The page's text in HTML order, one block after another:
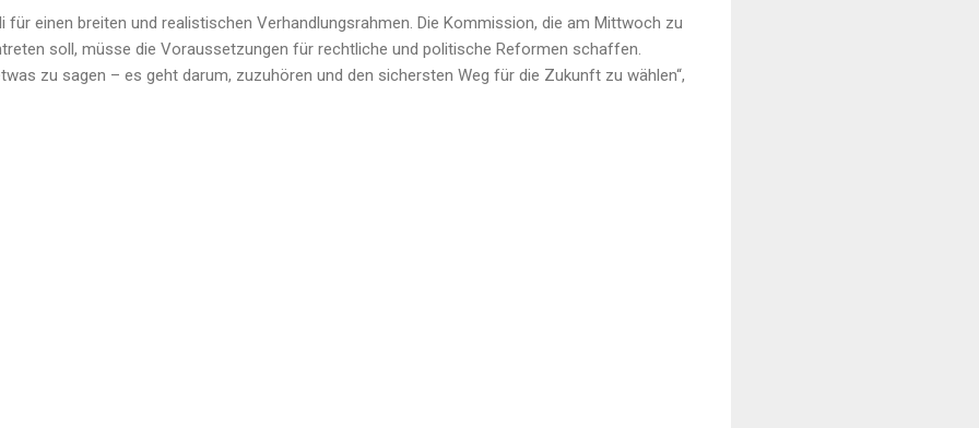
für einen breiten und realistischen Verhandlungsrahmen. Die Kommission, die am Mittwoch zu
soll, müsse die Voraussetzungen für rechtliche und politische Reformen schaffen.
zu sagen – es geht darum, zuzuhören und den sichersten Weg für die Zukunft zu wählen“,